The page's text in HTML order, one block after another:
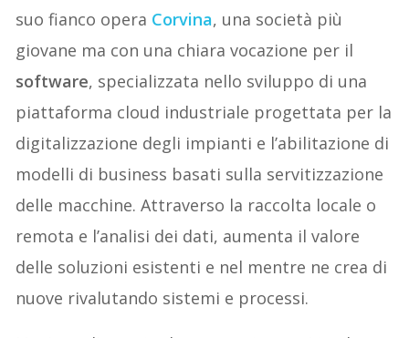
suo fianco opera Corvina, una società più
giovane ma con una chiara vocazione per il
software, specializzata nello sviluppo di una
piattaforma cloud industriale progettata per la
digitalizzazione degli impianti e l’abilitazione di
modelli di business basati sulla servitizzazione
delle macchine. Attraverso la raccolta locale o
remota e l’analisi dei dati, aumenta il valore
delle soluzioni esistenti e nel mentre ne crea di
nuove rivalutando sistemi e processi.